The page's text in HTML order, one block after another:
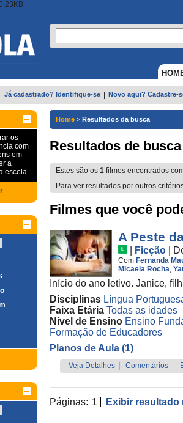
Já cadastrado? Identifique-se Novo aqui? Cadastre-
os
com
em
a
escola.
Home > Resultados da busca
Resultados de busca
Estes são os 1 filmes encontrados
Para ver resultados por outros
Filmes que você
A Peste
Ficção
Com Fernanda
Micaela Rocha,
Início do ano letivo. Janice,
Disciplinas Língua
Faixa Etária Todas as idades
Nível de Ensino Ensino
Formação de Educadores
Planos de Aula (1)
Veja Detalhes Comentários
Páginas: 1 Exibir resultado